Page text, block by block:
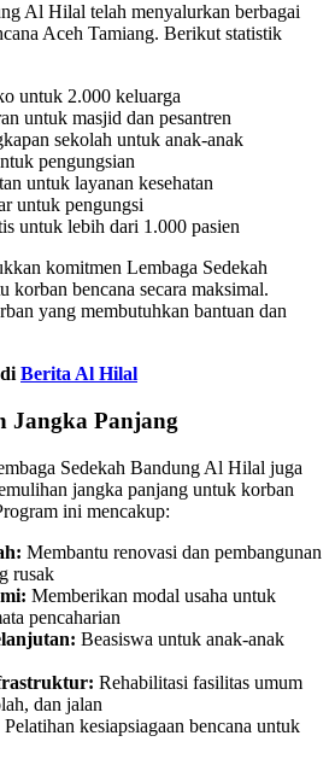
Al Hilal telah menyalurkan berbagai
Aceh Tamiang. Berikut statistik
untuk 2.000 keluarga
untuk masjid dan pesantren
sekolah untuk anak-anak
pengungsian
untuk layanan kesehatan
untuk pengungsi
untuk lebih dari 1.000 pasien
komitmen Lembaga Sedekah
korban bencana secara maksimal.
yang membutuhkan bantuan dan
Berita Al Hilal
Jangka Panjang
Sedekah Bandung Al Hilal juga
jangka panjang untuk korban
ini mencakup:
Membantu renovasi dan pembangunan
rusak
Memberikan modal usaha untuk
pencaharian
Beasiswa untuk anak-anak
Rehabilitasi fasilitas umum
dan jalan
Pelatihan kesiapsiagaan bencana untuk